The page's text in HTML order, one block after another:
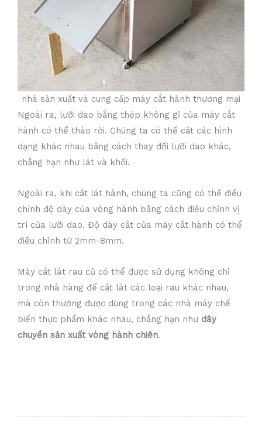
nhà sản xuất và cung cấp máy cắt hành thương mại
Ngoài ra, lưỡi dao bằng thép không gỉ của máy cắt
hành có thể tháo rời. Chúng ta có thể cắt các hình
dạng khác nhau bằng cách thay đổi lưỡi dao khác,
chẳng hạn như lát và khối.
Ngoài ra, khi cắt lát hành, chúng ta cũng có thể điều
chỉnh độ dày của vòng hành bằng cách điều chỉnh vị
trí của lưỡi dao. Độ dày cắt của máy cắt hành có thể
điều chỉnh từ 2mm-8mm.
Máy cắt lát rau củ có thể được sử dụng không chỉ
trong nhà hàng để cắt lát các loại rau khác nhau,
mà còn thường được dùng trong các nhà máy chế
biến thực phẩm khác nhau, chẳng hạn như dây
chuyền sản xuất vòng hành chiên.